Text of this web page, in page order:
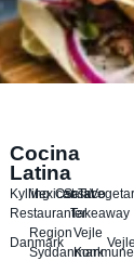
Cocina
Latina
Kylling
Mexicansk
OstSalat
Taco
RestauranterTakeaway
Danmark
Region
Syddanmark
Vejle
Kommune
Vejle